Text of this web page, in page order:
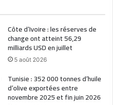
Côte d’Ivoire : les réserves de
change ont atteint 56,29
milliards USD en juillet
5 août 2026
Tunisie : 352 000 tonnes d’huile
d’olive exportées entre
novembre 2025 et fin juin 2026